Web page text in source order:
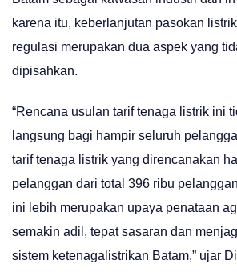
karena itu, keberlanjutan pasokan
regulasi merupakan dua aspek yang
dipisahkan.
“Rencana usulan tarif tenaga listrik ini
langsung bagi hampir seluruh
tarif tenaga listrik yang direncanakan
pelanggan dari total 396 ribu
ini lebih merupakan upaya penataan
semakin adil, tepat sasaran dan
sistem ketenagalistrikan Batam,” ujar